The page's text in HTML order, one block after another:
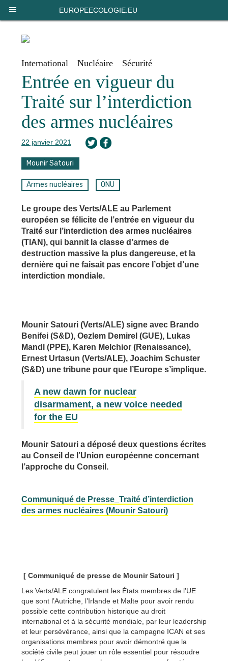
EUROPEECOLOGIE.EU
International Nucléaire Sécurité
Entrée en vigueur du
Traité sur l’interdiction
des armes nucléaires
22 janvier 2021
Mounir Satouri
Armes nucléaires ONU
Le groupe des Verts/ALE au Parlement
européen se félicite de l’entrée en vigueur du
Traité sur l’interdiction des armes nucléaires
(TIAN), qui bannit la classe d’armes de
destruction massive la plus dangereuse, et la
dernière qui ne faisait pas encore l’objet d’une
interdiction mondiale.
Mounir Satouri (Verts/ALE) signe avec Brando
Benifei (S&D), Oezlem Demirel (GUE), Lukas
Mandl (PPE), Karen Melchior (Renaissance),
Ernest Urtasun (Verts/ALE), Joachim Schuster
(S&D) une tribune pour que l’Europe s’implique.
A new dawn for nuclear
disarmament, a new voice needed
for the EU
Mounir Satouri a déposé deux questions écrites
au Conseil de l’Union européenne concernant
l’approche du Conseil.
Communiqué de Presse_Traité d’interdiction
des armes nucléaires (Mounir Satouri)
[ Communiqué de presse de Mounir Satouri ]
Les Verts/ALE congratulent les États membres de l’UE
que sont l’Autriche, l’Irlande et Malte pour avoir rendu
possible cette contribution historique au droit
international et à la sécurité mondiale, par leur leadership
et leur persévérance, ainsi que la campagne ICAN et ses
organisations membres pour avoir démontré que la
société civile peut jouer un rôle essentiel pour résoudre